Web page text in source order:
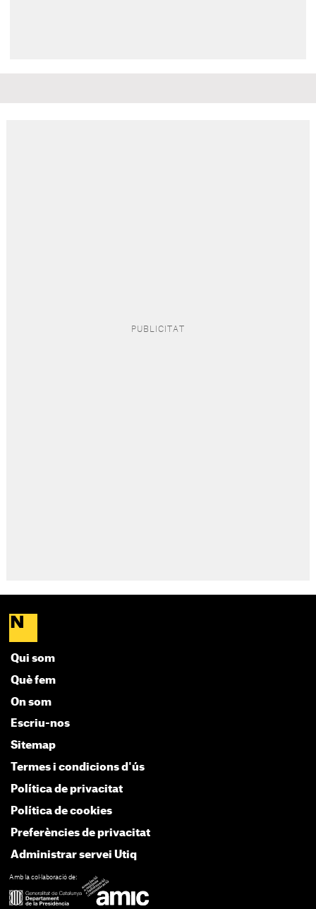
Qui som
Què fem
On som
Escriu-nos
Sitemap
Termes i condicions d'ús
Política de privacitat
Política de cookies
Preferències de privacitat
Administrar servei Utiq
Amb la col·laboració de: